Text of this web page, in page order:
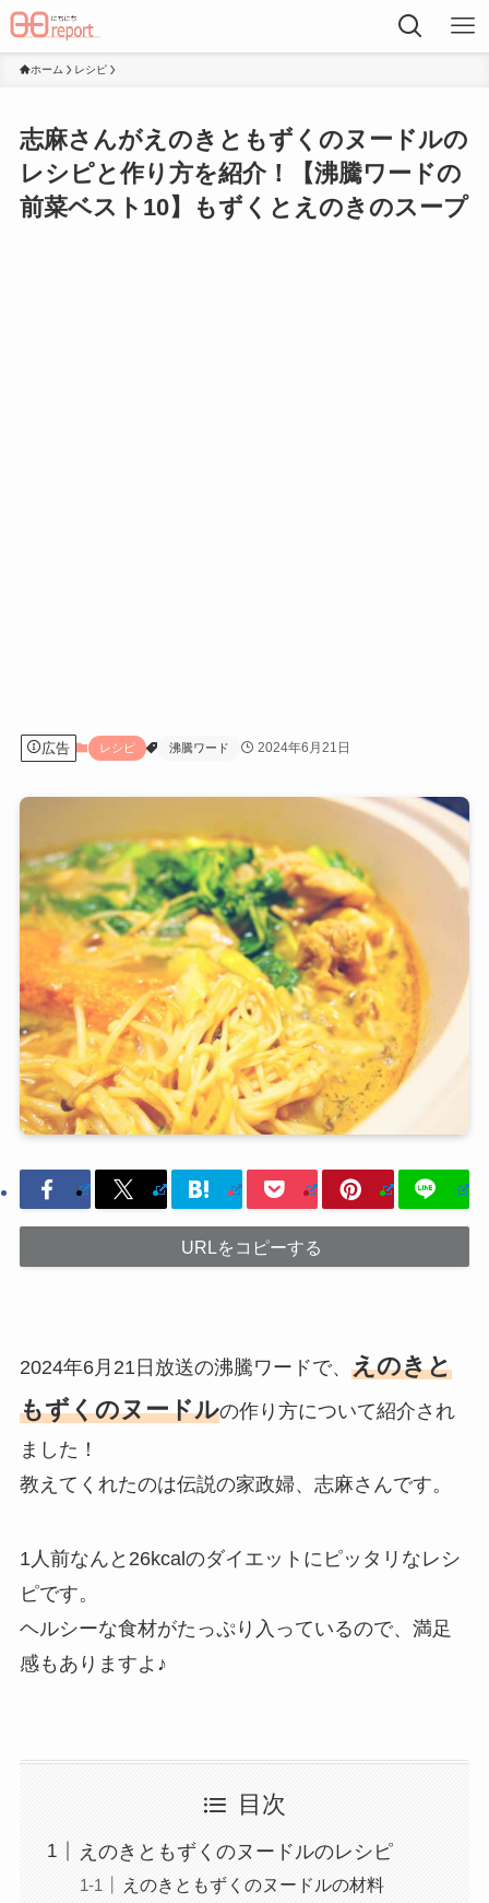
ホーム レシピ
志麻さんがえのきともずくのヌードルの
レシピと作り方を紹介！【沸騰ワードの
前菜ベスト10】もずくとえのきのスープ
広告 レシピ 沸騰ワード 2024年6月21日
URLをコピーする
2024年6月21日放送の沸騰ワードで、 えのきと
もずくのヌードルの作り方について紹介され
ました！
教えてくれたのは伝説の家政婦、志麻さんです。
1人前なんと26kcalのダイエットにピッタリなレシ
ピです。
ヘルシーな食材がたっぷり入っているので、満足
感もありますよ♪
目次
えのきともずくのヌードルのレシピ
えのきともずくのヌードルの材料